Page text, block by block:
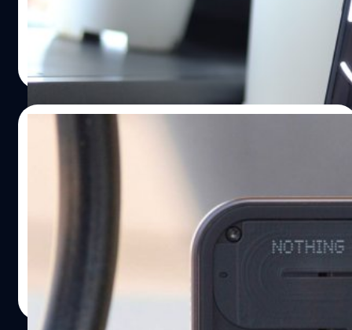
ล่าสุด Nothing เตรียมปล่อยอัปเดตซอฟต์แวร์เวอร์ชันล่าสุด
ให้กับ Nothing Phone (2) ที่รวมเอา ChatGPT เข้ามาอยู่ใน
NothingOS เลย
วัชรกุล พัฒนาประทีป| 839 days ago
29/12/2023
หลุดราคาและพื้นที่เก็บข้อมูลของ Nothing
Nothing เตรียมเปิดตัวสมาร์ตโฟนรุ่นถัดไปซึ่งมีชื่อว่า
Nothing Phone (2a) ซึ่งมีข่าวลือว่าจะเปิดตัวในงาน MWC
อลิญฑณัฐน์ กิจชิระสกุล
Read More